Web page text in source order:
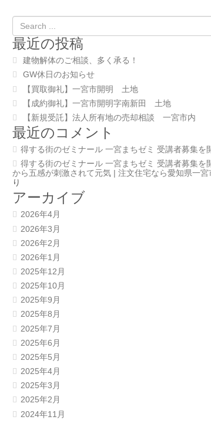
最近の投稿
建物解体のご相談、多く承る！
GW休日のお知らせ
【買取御礼】一宮市開明 土地
【成約御礼】一宮市開明字南新田 土地
【新規受託】法人所有地の売却相談 一宮市内
最近のコメント
得する街のゼミナール 一宮まちゼミ 受講者募集を
得する街のゼミナール 一宮まちゼミ 受講者募集を
から五感が刺激されて元気 | 注文住宅なら愛知県一
り
アーカイブ
2026年4月
2026年3月
2026年2月
2026年1月
2025年12月
2025年10月
2025年9月
2025年8月
2025年7月
2025年6月
2025年5月
2025年4月
2025年3月
2025年2月
2024年11月